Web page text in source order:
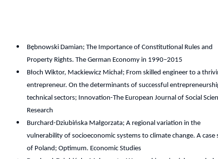
Bębnowski Damian; The Importance of Constitutional Rules and
Property Rights. The German Economy in 1990–2015
Błoch Wiktor, Mackiewicz Michał; From skilled engineer to a
entrepreneur. On the determinants of successful
technical sectors; Innovation-The European Journal of Social
Research
Burchard-Dziubińska Małgorzata; A regional variation in the
vulnerability of socioeconomic systems to climate change. A case
of Poland; Optimum. Economic Studies